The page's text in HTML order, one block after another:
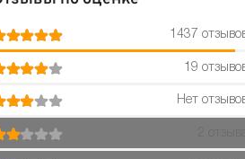
1437
19
Нет